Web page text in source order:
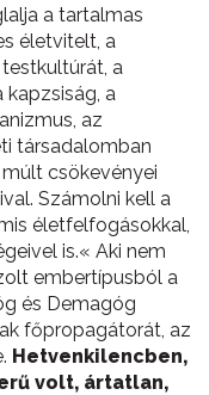
a tartalmas
életvitelt, a
a
a
az
társadalomban
csökevényei
Számolni kell a
életfelfogásokkal,
is.« Aki nem
embertípusból a
és Demagóg
főpropagátorát, az
Hetvenkilencben,
volt, ártatlan,